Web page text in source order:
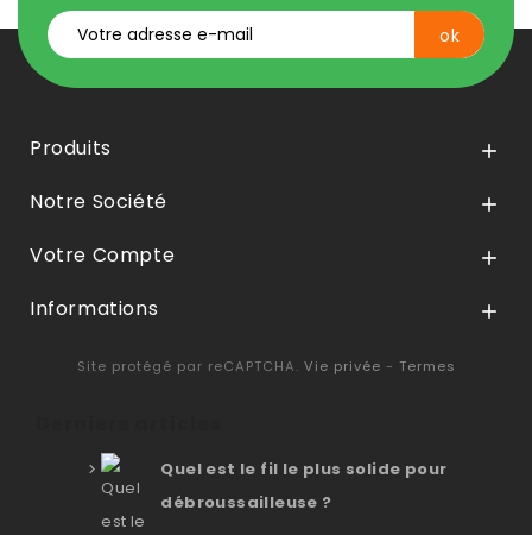
Produits 
Notre Société 
Votre Compte 
Informations 
Site protégé par reCAPTCHA. Vie privée - Termes
Quel est le fil le plus solide pour
débroussailleuse ?